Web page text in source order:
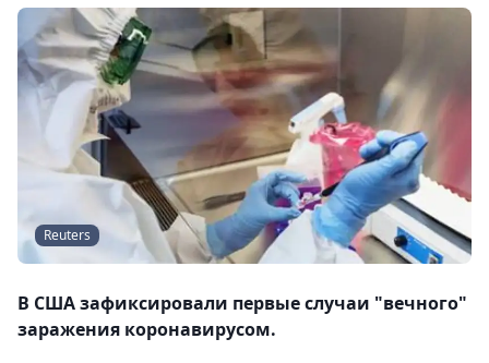
Reuters
В США зафиксировали первые случаи "вечного"
заражения коронавирусом.